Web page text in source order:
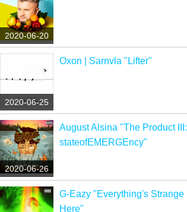
2020-06-20
2020-06-25
Oxon | Sarnvla "Lifter"
2020-06-26
August Alsina "The Product III:
stateofEMERGEncy"
G-Eazy "Everything's Strange
Here"